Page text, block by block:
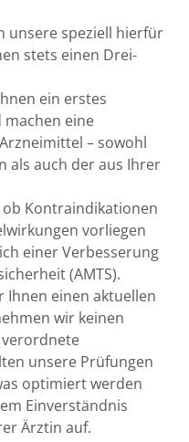
unsere speziell hierfür
stets einen Drei-
ein erstes
eine
– sowohl
als auch der aus Ihrer
Kontraindikationen
vorliegen
einer Verbesserung
(AMTS).
Ihnen einen aktuellen
wir keinen
unsere Prüfungen
optimiert werden
Einverständnis
Ärztin auf.